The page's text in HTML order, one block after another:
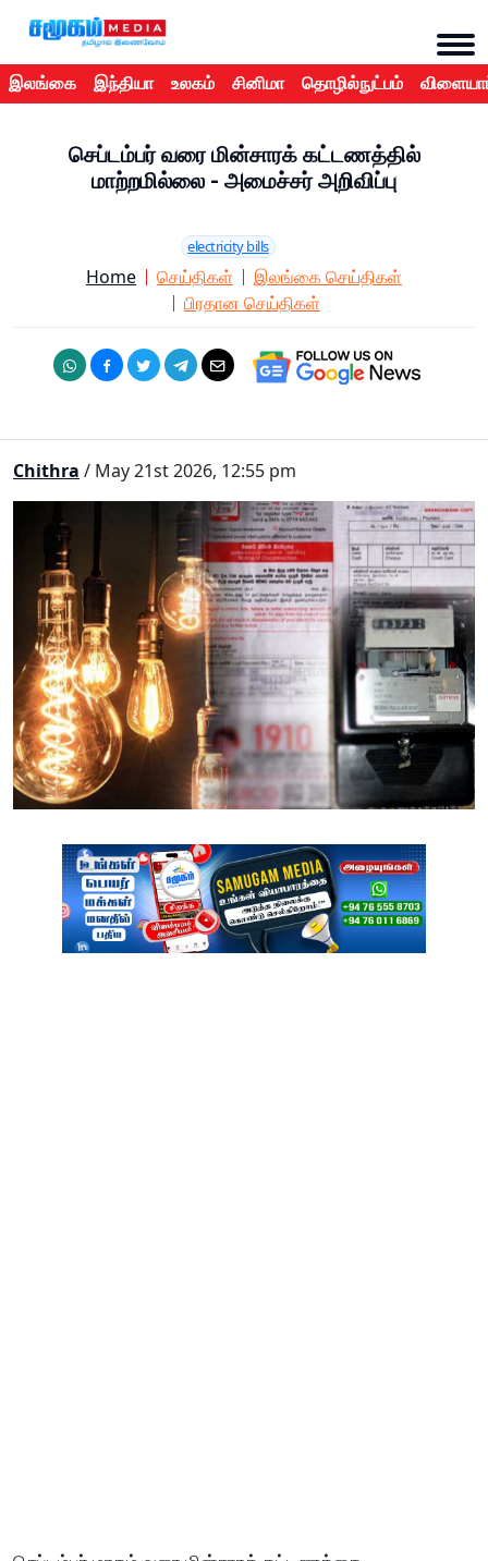
இலங்கை இந்தியா உலகம் சினிமா தொழில்நுட்பம்
செப்டம்பர் வரை மின்சாரக் கட்டணத்தில்
மாற்றமில்லை - அமைச்சர் அறிவிப்பு
electricity bills
Home செய்திகள்
இலங்கை செய்திகள்
பிரதான செய்திகள்
Chithra / May 21st 2026, 12:55 pm